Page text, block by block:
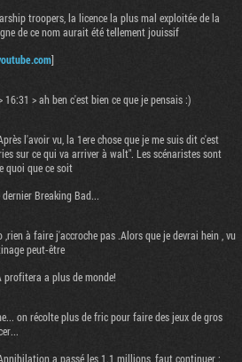
troopers, la licence la plus mal exploitée de la
de ce nom aurait été tellement jouissif
]
16:31 > ah ben c'est bien ce que je pensais :)
l'avoir vu, la 1ere chose que je me suis dit c'est
sur ce qui va arriver à walt". Les scénaristes sont
quoi que ce soit
dernier Breaking Bad...
,rien à faire j'accroche pas .Alors que je devrai hein , vu
peut-être
profitera a plus de monde!
on récolte plus de fric pour faire des jeux de gros
a passé les 1.1 millions, faut continuer :